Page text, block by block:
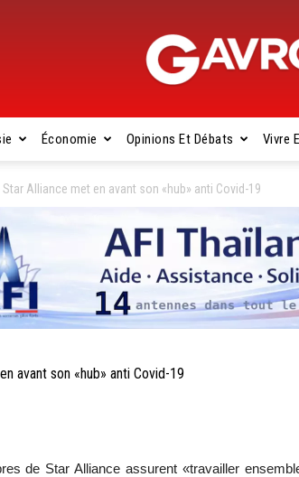
Économie Opinions Et Débats Vivre
Star Alliance met en avant son «hub» anti Covid-19
avant son «hub» anti Covid-19
de Star Alliance assurent «travailler